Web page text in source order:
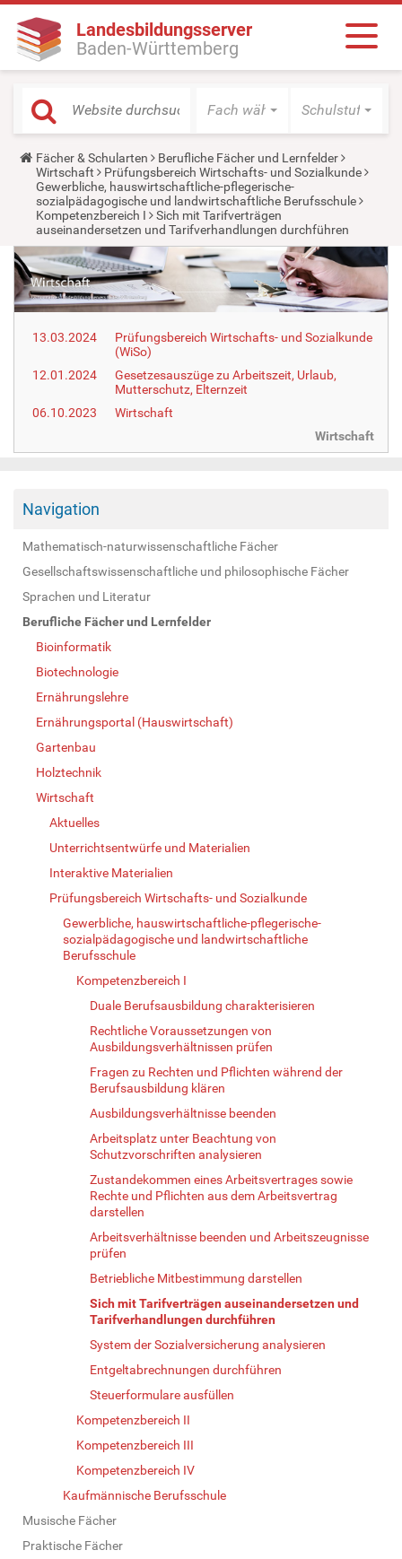
Landesbildungsserver
Baden-Württemberg
Fach wählen Schulstufe
Y
o
u
a
r
e
h
e
r
e
:
Fächer & Schularten
Berufliche Fächer und Lernfelder
Wirtschaft
Prüfungsbereich Wirtschafts- und Sozialkunde
Gewerbliche, hauswirtschaftliche-pflegerische-
sozialpädagogische und landwirtschaftliche Berufsschule
Kompetenzbereich I
Sich mit Tarifverträgen
auseinandersetzen und Tarifverhandlungen durchführen
13.03.2024
Prüfungsbereich Wirtschafts- und Sozialkunde
(WiSo)
12.01.2024
Gesetzesauszüge zu Arbeitszeit, Urlaub,
Mutterschutz, Elternzeit
06.10.2023
Wirtschaft
Wirtschaft
Navigation
Mathematisch-naturwissenschaftliche Fächer
Gesellschaftswissenschaftliche und philosophische Fächer
Sprachen und Literatur
Berufliche Fächer und Lernfelder
Bioinformatik
Biotechnologie
Ernährungslehre
Ernährungsportal (Hauswirtschaft)
Gartenbau
Holztechnik
Wirtschaft
Aktuelles
Unterrichtsentwürfe und Materialien
Interaktive Materialien
Prüfungsbereich Wirtschafts- und Sozialkunde
Gewerbliche, hauswirtschaftliche-pflegerische-
sozialpädagogische und landwirtschaftliche
Berufsschule
Kompetenzbereich I
Duale Berufsausbildung charakterisieren
Rechtliche Voraussetzungen von
Ausbildungsverhältnissen prüfen
Fragen zu Rechten und Pflichten während der
Berufsausbildung klären
Ausbildungsverhältnisse beenden
Arbeitsplatz unter Beachtung von
Schutzvorschriften analysieren
Zustandekommen eines Arbeitsvertrages sowie
Rechte und Pflichten aus dem Arbeitsvertrag
darstellen
Arbeitsverhältnisse beenden und Arbeitszeugnisse
prüfen
Betriebliche Mitbestimmung darstellen
Sich mit Tarifverträgen auseinandersetzen und
Tarifverhandlungen durchführen
System der Sozialversicherung analysieren
Entgeltabrechnungen durchführen
Steuerformulare ausfüllen
Kompetenzbereich II
Kompetenzbereich III
Kompetenzbereich IV
Kaufmännische Berufsschule
Musische Fächer
Praktische Fächer